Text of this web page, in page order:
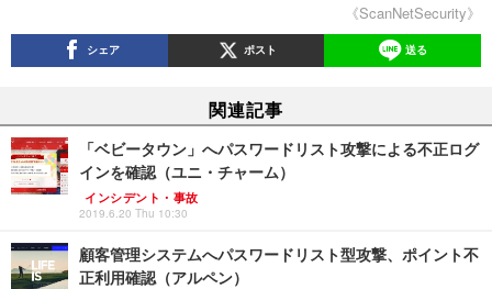
《ScanNetSecurity》
シェア ポスト 送る
関連記事
「ベビータウン」へパスワードリスト攻撃による不正ログ
インを確認（ユニ・チャーム）
インシデント・事故
2019.6.20 Thu 10:30
顧客管理システムへパスワードリスト型攻撃、ポイント不
正利用確認（アルペン）